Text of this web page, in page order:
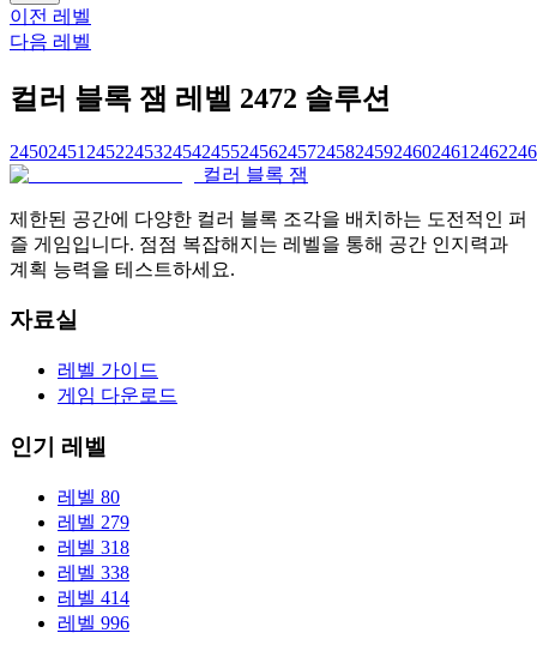
이전 레벨
다음 레벨
컬러 블록 잼 레벨 2472 솔루션
24502451 2452245324542455245624572458245924602461 2462
컬러 블록 잼
제한된 공간에 다양한 컬러 블록 조각을 배치하는 도전적인 퍼
즐 게임입니다. 점점 복잡해지는 레벨을 통해 공간 인지력과
계획 능력을 테스트하세요.
자료실
레벨 가이드
게임 다운로드
인기 레벨
레벨 80
레벨 279
레벨 318
레벨 338
레벨 414
레벨 996